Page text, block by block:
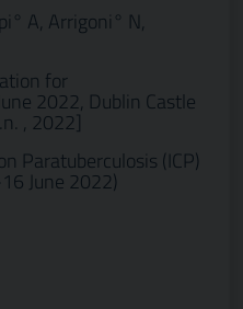
A, Arrigoni° N,
for
2022, Dublin Castle
, 2022]
Paratuberculosis (ICP)
June 2022)